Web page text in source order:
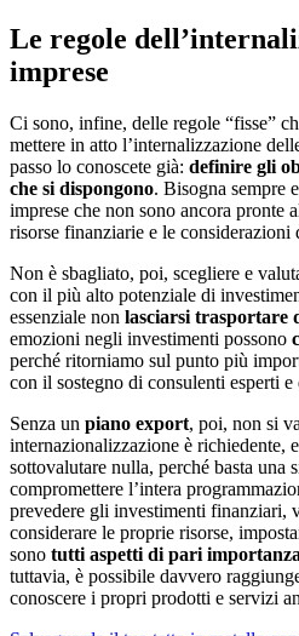
Le regole
imprese
Ci sono, infine, delle regole “fisse”
mettere in atto l’internalizzazione
passo lo conoscete già: definire gli
che si dispongono. Bisogna sempre
imprese che non sono ancora pronte
risorse finanziarie e le considerazioni
Non è sbagliato, poi, scegliere e
con il più alto potenziale di
essenziale non lasciarsi trasportare
emozioni negli investimenti possono
perché ritorniamo sul punto più
con il sostegno di consulenti esperti
Senza un piano export, poi, non si
internazionalizzazione è richiedente,
sottovalutare nulla, perché basta una
compromettere l’intera
prevedere gli investimenti finanziari,
considerare le proprie risorse,
sono tutti aspetti di pari importanza
tuttavia, è possibile davvero
conoscere i propri prodotti e servizi